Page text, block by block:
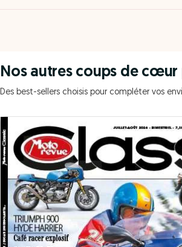
Nos autres coups de
Des best-sellers choisis pour compléter vos